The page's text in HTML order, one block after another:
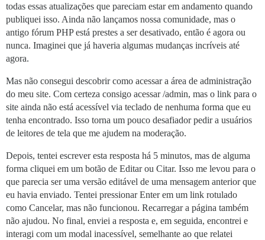
todas essas atualizações que pareciam estar em andamento quando
publiquei isso. Ainda não lançamos nossa comunidade, mas o
antigo fórum PHP está prestes a ser desativado, então é agora ou
nunca. Imaginei que já haveria algumas mudanças incríveis até
agora.
Mas não consegui descobrir como acessar a área de administração
do meu site. Com certeza consigo acessar /admin, mas o link para o
site ainda não está acessível via teclado de nenhuma forma que eu
tenha encontrado. Isso torna um pouco desafiador pedir a usuários
de leitores de tela que me ajudem na moderação.
Depois, tentei escrever esta resposta há 5 minutos, mas de alguma
forma cliquei em um botão de Editar ou Citar. Isso me levou para o
que parecia ser uma versão editável de uma mensagem anterior que
eu havia enviado. Tentei pressionar Enter em um link rotulado
como Cancelar, mas não funcionou. Recarregar a página também
não ajudou. No final, enviei a resposta e, em seguida, encontrei e
interagi com um modal inacessível, semelhante ao que relatei